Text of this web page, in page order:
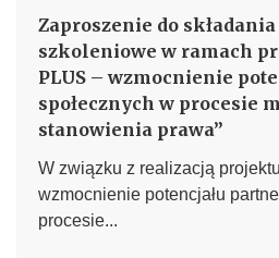
Zaproszenie do
szkoleniowe w ramach
PLUS – wzmocnienie
społecznych w procesie
stanowienia prawa”
W związku z realizacją
wzmocnienie potencjału
procesie...